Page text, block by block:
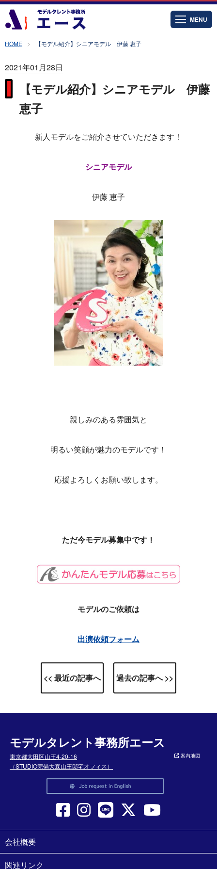
MENU
HOME 【モデル紹介】シニアモデル 伊藤 恵子
2021年01月28日
【モデル紹介】シニアモデル 伊藤
恵子
新人モデルをご紹介させていただきます！
シニアモデル
伊藤 恵子
親しみのある雰囲気と
明るい笑顔が魅力のモデルです！
応援よろしくお願い致します。
ただ今モデル募集中です！
モデルのご依頼は
出演依頼フォーム
<< 最近の記事へ 過去の記事へ >>
モデルタレント事務所エース
東京都大田区山王4-20-16
（STUDIO完備大森山王邸宅オフィス）
案内地図
会社概要
関連リンク